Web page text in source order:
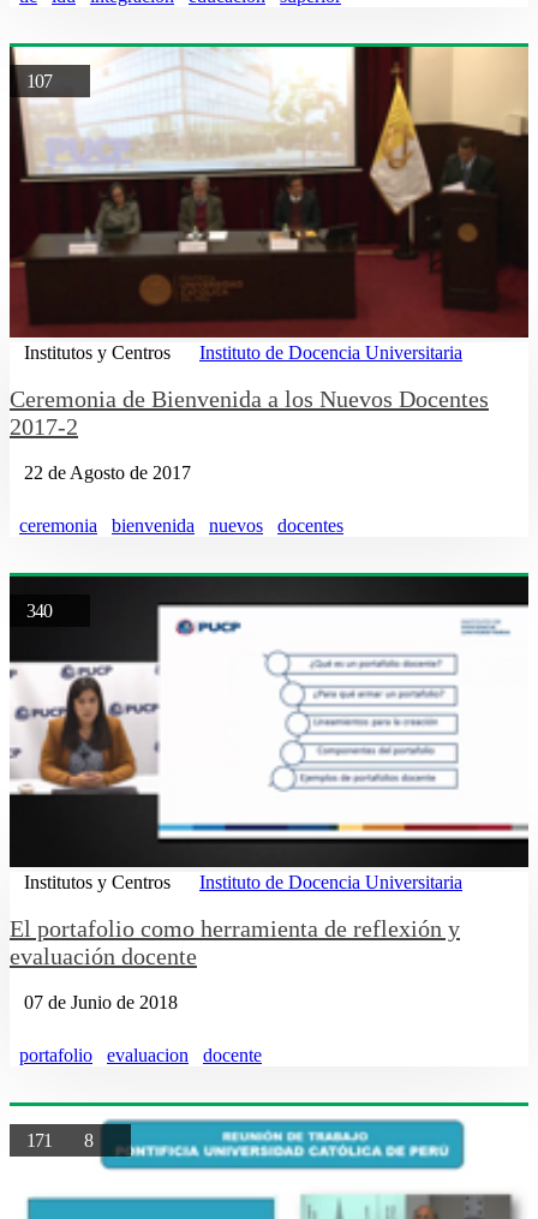
107
Institutos y Centros Instituto de Docencia Universitaria
Ceremonia de Bienvenida a los Nuevos Docentes
2017-2
22 de Agosto de 2017
ceremonia bienvenida nuevos docentes
340
Institutos y Centros Instituto de Docencia Universitaria
El portafolio como herramienta de reflexión y
evaluación docente
07 de Junio de 2018
portafolio evaluacion docente
171 8